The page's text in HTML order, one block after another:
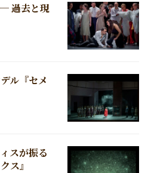
過去と現
ル『セメ
スが振る
ス』